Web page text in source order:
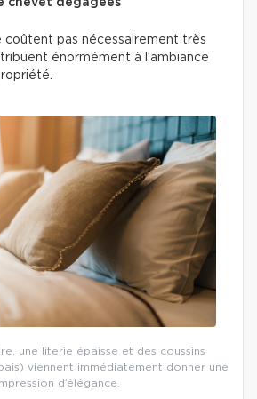
chevet dégagées
coûtent pas nécessairement très
énormément à l’ambiance
une literie épaisse et des coussins
viennent immédiatement donner une
d’élégance.